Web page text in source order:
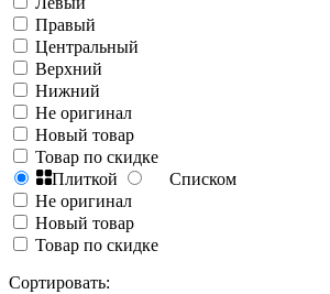
Правый
Центральный
Верхний
Нижний
Не оригинал
Новый товар
Товар по скидке
Плиткой
Списком
Не оригинал
Новый товар
Товар по скидке
Сортировать: